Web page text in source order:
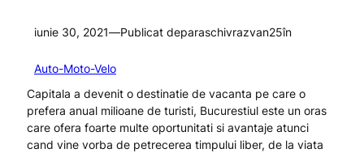
iunie 30, 2021—Publicat deparaschivrazvan25în
Auto-Moto-Velo
Capitala a devenit o destinatie de vacanta pe care o
prefera anual milioane de turisti, Bucurestiul este un oras
care ofera foarte multe oportunitati si avantaje atunci
cand vine vorba de petrecerea timpului liber, de la viata